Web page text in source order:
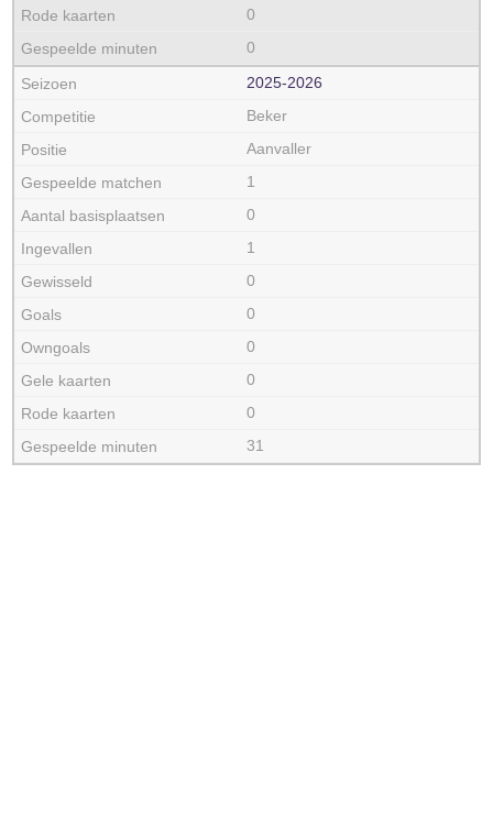
0
0
2025‑2026
Beker
Aanvaller
1
0
1
0
0
0
0
0
31